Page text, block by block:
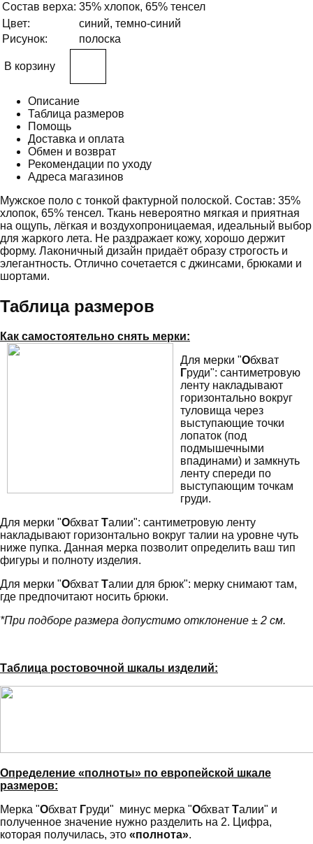
Состав верха: 35% хлопок, 65% тенсел
Цвет:
синий, темно-синий
Рисунок:
полоска
В корзину
Описание
Таблица размеров
Помощь
Доставка и оплата
Обмен и возврат
Рекомендации по уходу
Адреса магазинов
Мужское поло с тонкой фактурной полоской. Состав: 35%
хлопок, 65% тенсел. Ткань невероятно мягкая и приятная
на ощупь, лёгкая и воздухопроницаемая, идеальный выбор
для жаркого лета. Не раздражает кожу, хорошо держит
форму. Лаконичный дизайн придаёт образу строгость и
элегантность. Отлично сочетается с джинсами, брюками и
шортами.
Таблица размеров
Как самостоятельно снять мерки:
Для мерки "Обхват
Груди": сантиметровую
ленту накладывают
горизонтально вокруг
туловища через
выступающие точки
лопаток (под
подмышечными
впадинами) и замкнуть
ленту спереди по
выступающим точкам
груди.
Для мерки "Обхват Талии": сантиметровую ленту
накладывают горизонтально вокруг талии на уровне чуть
ниже пупка. Данная мерка позволит определить ваш тип
фигуры и полноту изделия.
Для мерки "Обхват Талии для брюк": мерку снимают там,
где предпочитают носить брюки.
*При подборе размера допустимо отклонение ± 2 см.
Таблица ростовочной шкалы изделий:
Определение «полноты» по европейской шкале
размеров:
Мерка "Обхват Груди" минус мерка "Обхват Талии" и
полученное значение нужно разделить на 2. Цифра,
которая получилась, это «полнота».